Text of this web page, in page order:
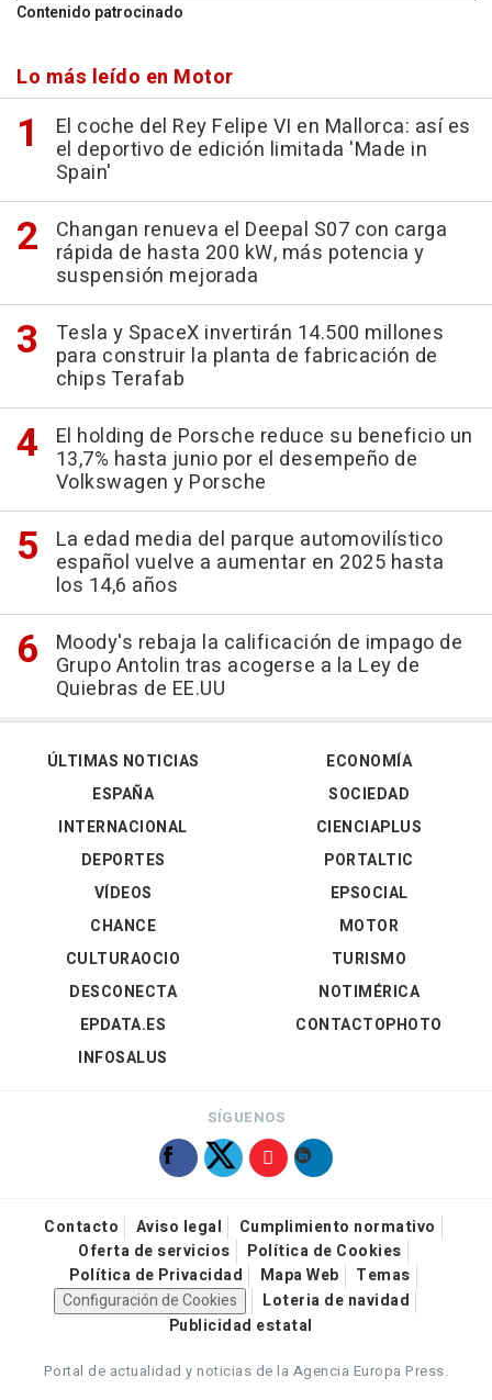
Contenido patrocinado
Lo más leído en Motor
El coche del Rey Felipe VI en Mallorca: así es
el deportivo de edición limitada 'Made in
Spain'
Changan renueva el Deepal S07 con carga
rápida de hasta 200 kW, más potencia y
suspensión mejorada
Tesla y SpaceX invertirán 14.500 millones
para construir la planta de fabricación de
chips Terafab
El holding de Porsche reduce su beneficio un
13,7% hasta junio por el desempeño de
Volkswagen y Porsche
La edad media del parque automovilístico
español vuelve a aumentar en 2025 hasta
los 14,6 años
Moody's rebaja la calificación de impago de
Grupo Antolin tras acogerse a la Ley de
Quiebras de EE.UU
ÚLTIMAS NOTICIAS
ESPAÑA
INTERNACIONAL
DEPORTES
VÍDEOS
ECONOMÍA
SOCIEDAD
CIENCIAPLUS
PORTALTIC
EPSOCIAL
CHANCE
CULTURAOCIO
DESCONECTA
EPDATA.ES
INFOSALUS
MOTOR
TURISMO
NOTIMÉRICA
CONTACTOPHOTO
SÍGUENOS
Contacto Aviso legal
Cumplimiento normativo
Oferta de servicios
Política de Cookies
Política de Privacidad
Mapa Web
Temas
Configuración de Cookies
Loteria de navidad
Publicidad estatal
Portal de actualidad y noticias de la Agencia Europa Press.